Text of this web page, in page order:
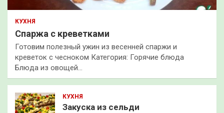
КУХНЯ
Спаржа с креветками
Готовим полезный ужин из весенней спаржи и
креветок с чесноком Категория: Горячие блюда
Блюда из овощей…
КУХНЯ
Закуска из сельди